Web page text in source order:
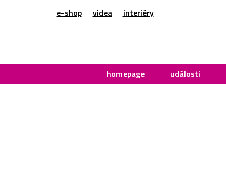
e-shop videa interiéry
homepage události